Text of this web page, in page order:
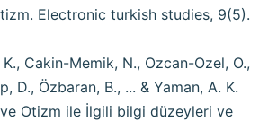
Electronic turkish studies, 9(5).
Cakin-Memik, N., Ozcan-Ozel, O.,
D., Özbaran, B., ... & Yaman, A. K.
Otizm ile İlgili bilgi düzeyleri ve